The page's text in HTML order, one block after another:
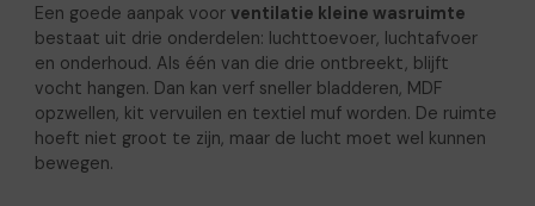
Een goede aanpak voor ventilatie kleine wasruimte
bestaat uit drie onderdelen: luchttoevoer, luchtafvoer
en onderhoud. Als één van die drie ontbreekt, blijft
vocht hangen. Dan kan verf sneller bladderen, MDF
opzwellen, kit vervuilen en textiel muf worden. De ruimte
hoeft niet groot te zijn, maar de lucht moet wel kunnen
bewegen.